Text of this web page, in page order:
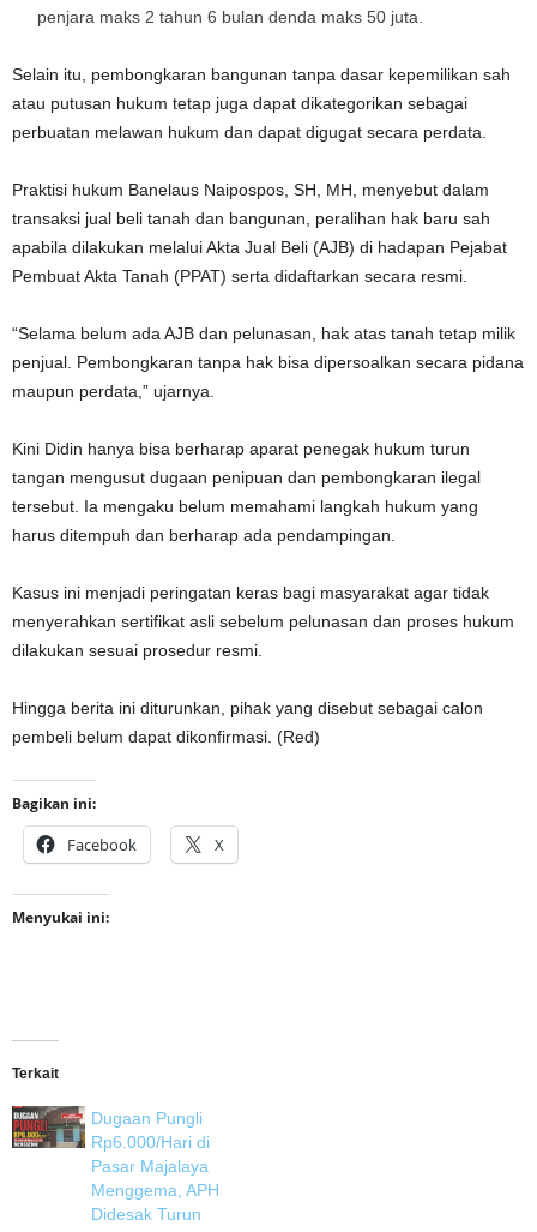
penjara maks 2 tahun 6 bulan denda maks 50 juta.
Selain itu, pembongkaran bangunan tanpa dasar kepemilikan sah
atau putusan hukum tetap juga dapat dikategorikan sebagai
perbuatan melawan hukum dan dapat digugat secara perdata.
Praktisi hukum Banelaus Naipospos, SH, MH, menyebut dalam
transaksi jual beli tanah dan bangunan, peralihan hak baru sah
apabila dilakukan melalui Akta Jual Beli (AJB) di hadapan Pejabat
Pembuat Akta Tanah (PPAT) serta didaftarkan secara resmi.
“Selama belum ada AJB dan pelunasan, hak atas tanah tetap milik
penjual. Pembongkaran tanpa hak bisa dipersoalkan secara pidana
maupun perdata,” ujarnya.
Kini Didin hanya bisa berharap aparat penegak hukum turun
tangan mengusut dugaan penipuan dan pembongkaran ilegal
tersebut. Ia mengaku belum memahami langkah hukum yang
harus ditempuh dan berharap ada pendampingan.
Kasus ini menjadi peringatan keras bagi masyarakat agar tidak
menyerahkan sertifikat asli sebelum pelunasan dan proses hukum
dilakukan sesuai prosedur resmi.
Hingga berita ini diturunkan, pihak yang disebut sebagai calon
pembeli belum dapat dikonfirmasi. (Red)
Bagikan ini:
Facebook X
Menyukai ini:
Terkait
Dugaan Pungli
Rp6.000/Hari di
Pasar Majalaya
Menggema, APH
Didesak Turun